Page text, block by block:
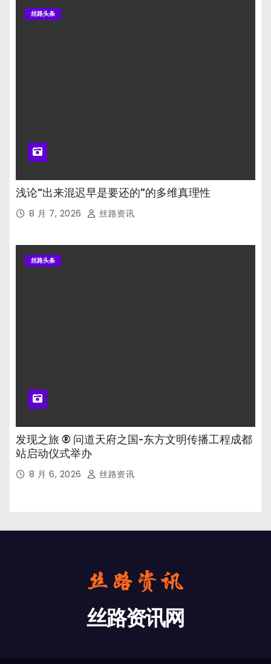
丝路头条
浅论“出来混迟早是要还的”的多维真理性
8 月 7, 2026 丝路资讯
丝路头条
发现之旅 ® 问道天府之国-东方文明传播工程成都
站启动仪式举办
8 月 6, 2026 丝路资讯
丝路资讯网